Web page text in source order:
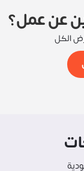
عن عمل؟
الكل